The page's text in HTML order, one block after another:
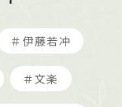
＃伊藤若冲
＃文楽